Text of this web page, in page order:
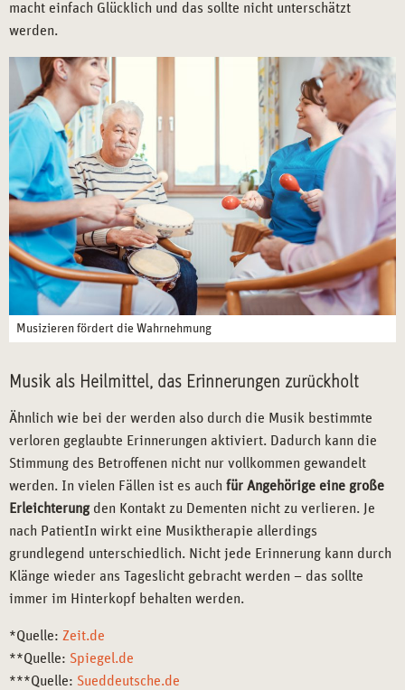
macht einfach Glücklich und das sollte nicht unterschätzt
werden.
Musizieren fördert die Wahrnehmung
Musik als Heilmittel, das Erinnerungen zurückholt
Ähnlich wie bei der werden also durch die Musik bestimmte
verloren geglaubte Erinnerungen aktiviert. Dadurch kann die
Stimmung des Betroffenen nicht nur vollkommen gewandelt
werden. In vielen Fällen ist es auch für Angehörige eine große
Erleichterungden Kontakt zu Dementen nicht zu verlieren. Je
nach PatientIn wirkt eine Musiktherapie allerdings
grundlegend unterschiedlich. Nicht jede Erinnerung kann durch
Klänge wieder ans Tageslicht gebracht werden – das sollte
immer im Hinterkopf behalten werden.
*Quelle: Zeit.de
**Quelle: Spiegel.de
***Quelle: Sueddeutsche.de